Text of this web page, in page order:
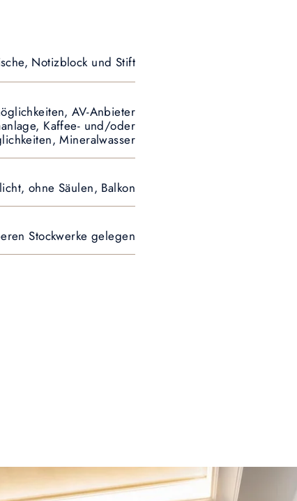
Notizblock und Stift
AV-Anbieter
Kaffee- und/oder
Mineralwasser
ohne Säulen, Balkon
Stockwerke gelegen